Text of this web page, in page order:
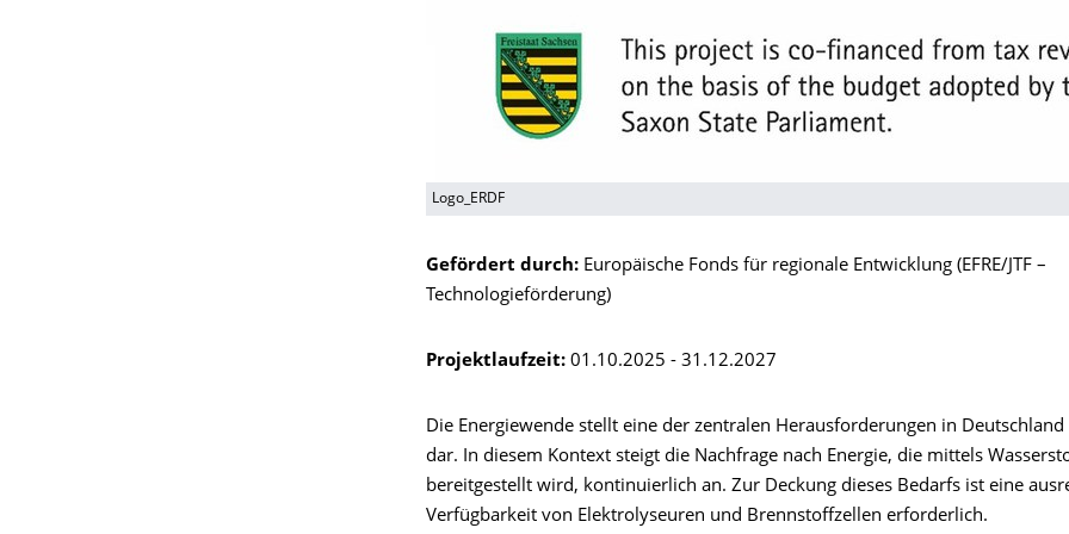
Logo_ERDF
Gefördert durch: Europäische Fonds für regionale Entwicklung (EFRE/JTF –
Technologieförderung)
Projektlaufzeit: 01.10.2025 - 31.12.2027
Die Energiewende stellt eine der zentralen Herausforderungen in
dar. In diesem Kontext steigt die Nachfrage nach Energie, die mittels
bereitgestellt wird, kontinuierlich an. Zur Deckung dieses Bedarfs ist eine
Verfügbarkeit von Elektrolyseuren und Brennstoffzellen erforderlich.